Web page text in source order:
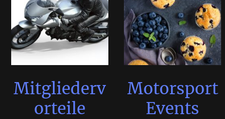
Mitgliederv
orteile
Motorsport
Events